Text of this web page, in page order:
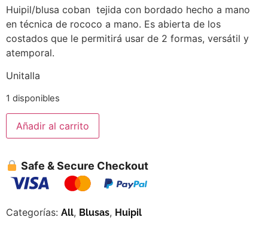
Huipil/blusa coban tejida con bordado hecho a mano
en técnica de rococo a mano. Es abierta de los
costados que le permitirá usar de 2 formas, versátil y
atemporal.
Unitalla
1 disponibles
Añadir al carrito
Safe & Secure Checkout
Categorías: All, Blusas, Huipil